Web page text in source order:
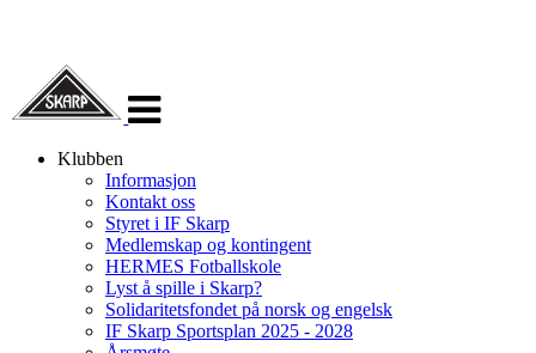
navigasjon
Klubben
Informasjon
Kontakt oss
Styret i IF Skarp
Medlemskap og kontingent
HERMES Fotballskole
Lyst å spille i Skarp?
Solidaritetsfondet på norsk og engelsk
IF Skarp Sportsplan 2025 - 2028